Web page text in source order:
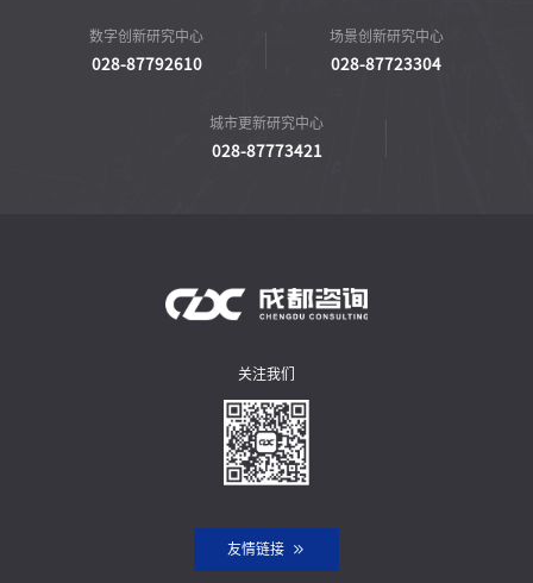
数字创新研究中心
028-87792610
场景创新研究中心
028-87723304
城市更新研究中心
028-87773421
关注我们
友情链接